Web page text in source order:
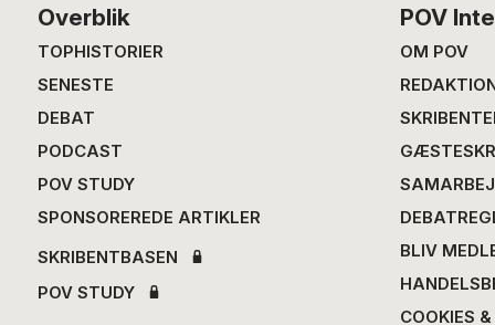
Footer
Overblik
TOPHISTORIER
SENESTE
DEBAT
PODCAST
POV STUDY
SPONSOREREDE ARTIKLER
SKRIBENTBASEN
POV STUDY
POV
OM POV
BLIV
COOKIES